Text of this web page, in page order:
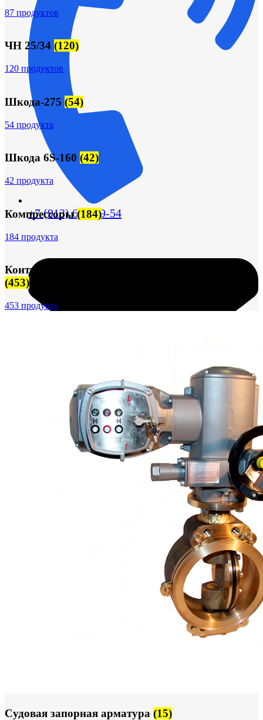
+7 (913) 672-49-54
87 продуктов
ЧН 25/34 (120)
120 продуктов
Шкода-275 (54)
54 продукта
Шкода 6S-160 (42)
42 продукта
Компрессоры(184)
184 продукта
Контрольно-измерительные приборы (КИПиА)
(453)
453 продукта
Судовая запорная арматура (15)